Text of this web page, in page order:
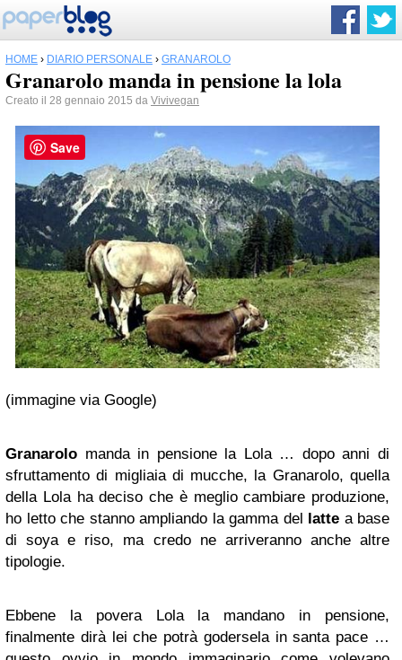
HOME › DIARIO PERSONALE › GRANAROLO
Granarolo manda in pensione la lola
Creato il 28 gennaio 2015 da Vivivegan
(immagine via Google)
Granarolo manda in pensione la Lola … dopo anni di
sfruttamento di migliaia di mucche, la Granarolo, quella
della Lola ha deciso che è meglio cambiare produzione,
ho letto che stanno ampliando la gamma del latte a base
di soya e riso, ma credo ne arriveranno anche altre
tipologie.
Ebbene la povera Lola la mandano in pensione,
finalmente dirà lei che potrà godersela in santa pace …
Save